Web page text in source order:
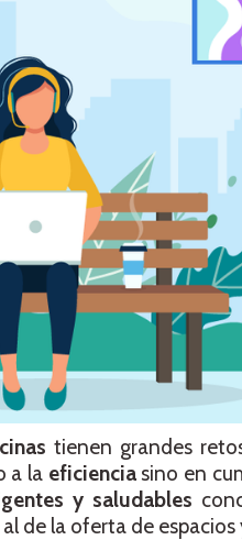
tienen grandes
a la eficienciasino en
y saludables
de la oferta de